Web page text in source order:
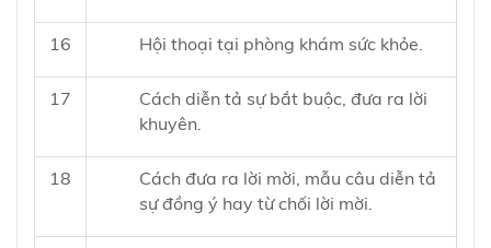
16 Hội thoại tại phòng khám sức khỏe.
17
Cách diễn tả sự bắt buộc, đưa ra lời
khuyên.
18
Cách đưa ra lời mời, mẫu câu diễn tả
sự đồng ý hay từ chối lời mời.